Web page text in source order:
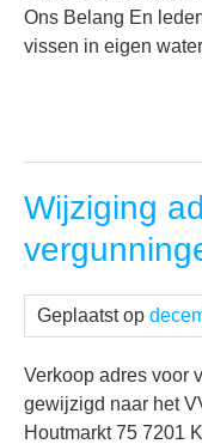
Ons Belang En
vissen in eigen
Wijziging
Geplaatst op
Verkoop adres voor
gewijzigd naar het
Houtmarkt 75 7201